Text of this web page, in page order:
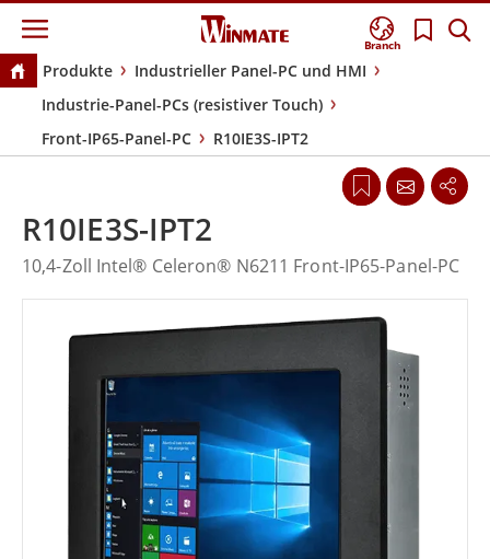
Branch
Produkte
Industrieller Panel-PC und HMI
Industrie-Panel-PCs (resistiver Touch)
Front-IP65-Panel-PC
R10IE3S-IPT2
R10IE3S-IPT2
10,4-Zoll Intel® Celeron® N6211 Front-IP65-Panel-PC